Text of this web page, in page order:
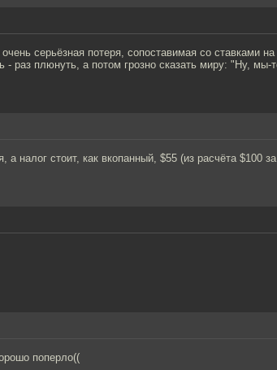
серьёзная потеря, сопоставимая со ставками на
- раз плюнуть, а потом грозно сказать миру: "Ну, мы-
налог стоит, как вкопанный, $55 (из расчёта $100
поперло((